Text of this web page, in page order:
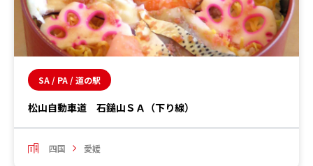
SA / PA / 道の駅
松山自動車道 石鎚山ＳＡ（下り線）
四国 愛媛